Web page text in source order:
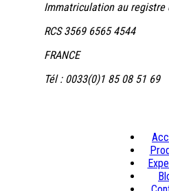
Immatriculation au registre
RCS 3569 6565 4544
FRANCE
Tél : 0033(0)1 85 08 51 69